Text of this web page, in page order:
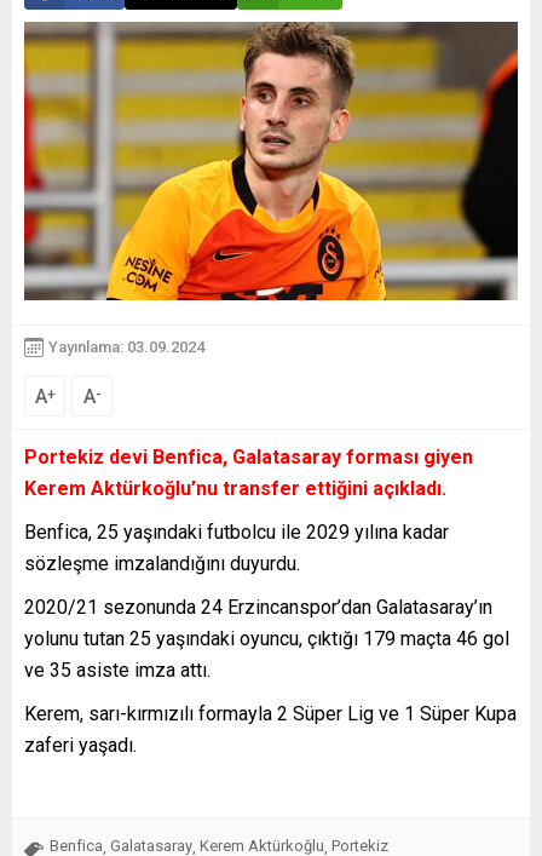
Yayınlama: 03.09.2024
A+ A-
Portekiz devi Benfica, Galatasaray forması giyen
Kerem Aktürkoğlu’nu transfer ettiğini açıkladı.
Benfica, 25 yaşındaki futbolcu ile 2029 yılına kadar
sözleşme imzalandığını duyurdu.
2020/21 sezonunda 24 Erzincanspor’dan Galatasaray’ın
yolunu tutan 25 yaşındaki oyuncu, çıktığı 179 maçta 46 gol
ve 35 asiste imza attı.
Kerem, sarı-kırmızılı formayla 2 Süper Lig ve 1 Süper Kupa
zaferi yaşadı.
Benfica Galatasaray Kerem Aktürkoğlu Portekiz